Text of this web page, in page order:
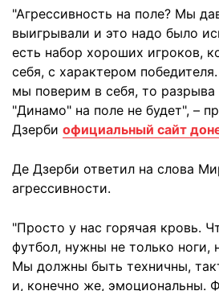
"Агрессивность на поле? Мы
выигрывали и это надо было
есть набор хороших игроков,
себя, с характером
мы поверим в себя, то
"Динамо" на поле не будет", –
Дзерби официальный сайт
Де Дзерби ответил на слова
агрессивности.
"Просто у нас горячая кровь.
футбол, нужны не только ноги,
Мы должны быть техничны,
и, конечно же, эмоциональны.